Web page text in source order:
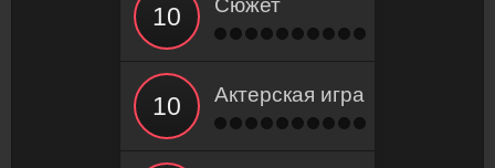
Сюжет
Актерская игра